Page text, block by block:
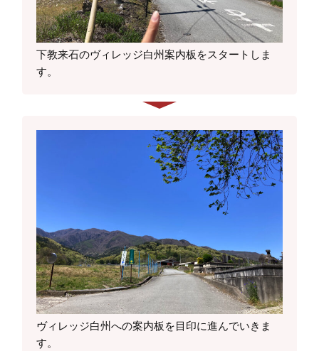
下教来石のヴィレッジ白州案内板をスタートしま
す。
ヴィレッジ白州への案内板を目印に進んでいきま
す。